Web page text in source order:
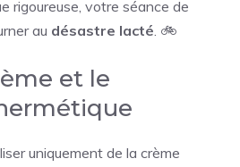
rigoureuse, votre séance de
au désastre lacté. 🚲
et le
uniquement de la crème